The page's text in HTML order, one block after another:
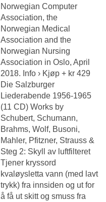
Norwegian Computer
Association, the
Norwegian Medical
Association and the
Norwegian Nursing
Association in Oslo, April
2018. Info › Kjøp + kr 429
Die Salzburger
Liederabende 1956-1965
(11 CD) Works by
Schubert, Schumann,
Brahms, Wolf, Busoni,
Mahler, Pfitzner, Strauss &
Steg 2: Skyll av luftfilteret
Tjener kryssord
kvaløysletta vann (med lavt
trykk) fra innsiden og ut for
å få ut skitt og smuss fra